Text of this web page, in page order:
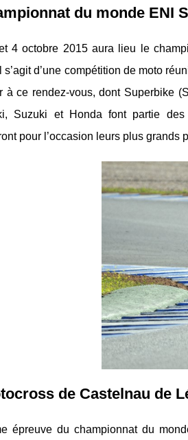
du monde ENI
4 octobre 2015 aura lieu le
s’agit d’une compétition de moto
à ce rendez-vous, dont Superbike
Suzuki et Honda font partie
pour l’occasion leurs plus grands
de Castelnau de
épreuve du championnat du